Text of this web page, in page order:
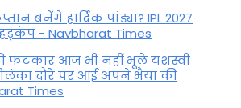
बनेंगे हार्दिक पांड्या? IPL 2027
- Navbharat Times
फटकार आज भी नहीं भूले यशस्वी
दौरे पर आई अपने भैया की
Times